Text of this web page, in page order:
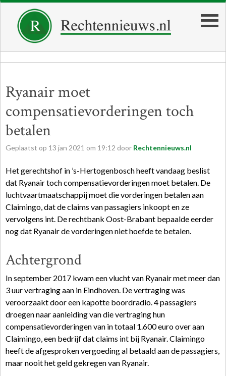
Ryanair moet
compensatievorderingen toch
betalen
Geplaatst op 13 jan 2021 om 19:12 door Rechtennieuws.nl
Het gerechtshof in ’s-Hertogenbosch heeft vandaag beslist
dat Ryanair toch compensatievorderingen moet betalen. De
luchtvaartmaatschappij moet die vorderingen betalen aan
Claimingo, dat de claims van passagiers inkoopt en ze
vervolgens int. De rechtbank Oost-Brabant bepaalde eerder
nog dat Ryanair de vorderingen niet hoefde te betalen.
Achtergrond
In september 2017 kwam een vlucht van Ryanair met meer dan
3 uur vertraging aan in Eindhoven. De vertraging was
veroorzaakt door een kapotte boordradio. 4 passagiers
droegen naar aanleiding van die vertraging hun
compensatievorderingen van in totaal 1.600 euro over aan
Claimingo, een bedrijf dat claims int bij Ryanair. Claimingo
heeft de afgesproken vergoeding al betaald aan de passagiers,
maar nooit het geld gekregen van Ryanair.